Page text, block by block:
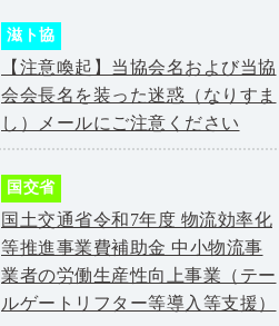
滋ト協
【注意喚起】当協会名および当協
会会長名を装った迷惑（なりすま
し）メールにご注意ください
国交省
国土交通省令和7年度 物流効率化
等推進事業費補助金 中小物流事
業者の労働生産性向上事業（テー
ルゲートリフター等導入等支援）